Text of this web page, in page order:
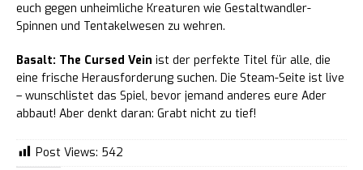
euch gegen unheimliche Kreaturen wie Gestaltwandler-
Spinnen und Tentakelwesen zu wehren.
Basalt: The Cursed Vein ist der perfekte Titel für alle, die
eine frische Herausforderung suchen. Die Steam-Seite ist live
– wunschlistet das Spiel, bevor jemand anderes eure Ader
abbaut! Aber denkt daran: Grabt nicht zu tief!
Post Views: 542